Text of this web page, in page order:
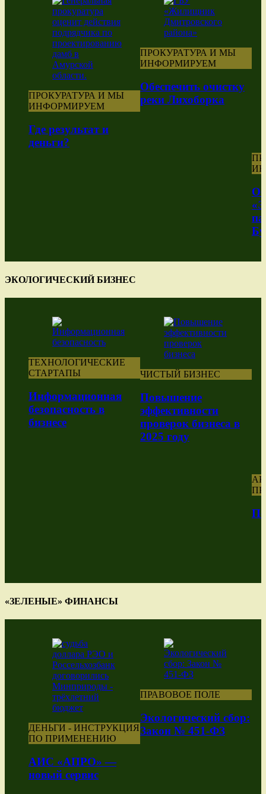
ПРОКУРАТУРА И МЫ
ИНФОРМИРУЕМ
Где результат и
деньги?
ПРОКУРАТУРА И МЫ
ИНФОРМИРУЕМ
Обеспечить очистку
реки Лихоборка
ЭКОЛОГИЧЕСКИЙ БИЗНЕС
ТЕХНОЛОГИЧЕСКИЕ
СТАРТАПЫ
Информационная
безопасность в
бизнесе
ЧИСТЫЙ БИЗНЕС
Повышение
эффективности
проверок бизнеса в
2025 году
«ЗЕЛЕНЫЕ» ФИНАНСЫ
ДЕНЬГИ - ИНСТРУКЦИЯ
ПО ПРИМЕНЕНИЮ
АИС «АПРО» —
новый сервис
ПРАВОВОЕ ПОЛЕ
Экологический сбор:
Закон № 451-ФЗ